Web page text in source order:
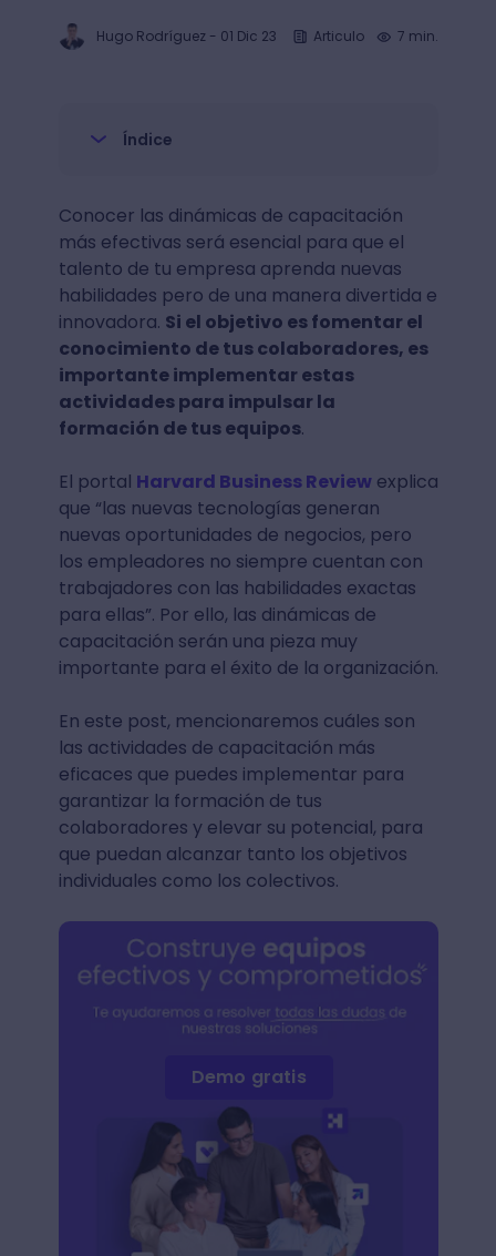
Hugo Rodríguez- 01 Dic 23 Articulo 7 min.
Índice
Conocer las dinámicas de capacitación
más efectivas será esencial para que el
talento de tu empresa aprenda nuevas
habilidades pero de una manera divertida e
innovadora. Si el objetivo es fomentar el
conocimiento de tus colaboradores, es
importante implementar estas
actividades para impulsar la
formación de tus equipos.
El portal Harvard Business Reviewexplica
que “las nuevas tecnologías generan
nuevas oportunidades de negocios, pero
los empleadores no siempre cuentan con
trabajadores con las habilidades exactas
para ellas”. Por ello, las dinámicas de
capacitación serán una pieza muy
importante para el éxito de la organización.
En este post, mencionaremos cuáles son
las actividades de capacitación más
eficaces que puedes implementar para
garantizar la formación de tus
colaboradores y elevar su potencial, para
que puedan alcanzar tanto los objetivos
individuales como los colectivos.
Demo gratis